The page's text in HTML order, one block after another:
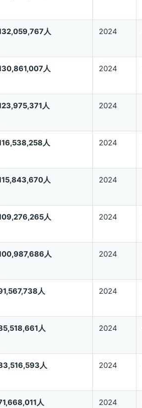
人 2024
人 2024
人 2024
人 2024
人 2024
人 2024
人 2024
人 2024
人 2024
人 2024
人 2024